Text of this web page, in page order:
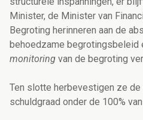
Minister, de Minister van
Begroting herinneren aan de
behoedzame begrotingsbeleid
monitoring van de begroting
Ten slotte herbevestigen ze
schuldgraad onder de 100%